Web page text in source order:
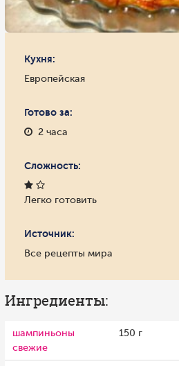
Кухня:
Европейская
Готово за:
2 часа
Сложность:
Легко готовить
Источник:
Все рецепты мира
Ингредиенты:
шампиньоны
свежие
150 г